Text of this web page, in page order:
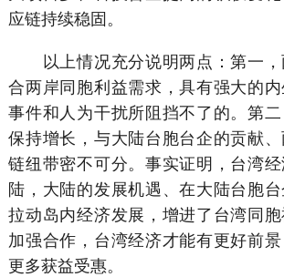
应链持续稳固。
以上情况充分说明两点：第一，
合两岸同胞利益需求，具有强大的
事件和人为干扰所阻挡不了的。第
保持增长，与大陆台胞台企的贡献
链纽带密不可分。事实证明，台湾
陆，大陆的发展机遇、在大陆台胞
拉动岛内经济发展，增进了台湾同
加强合作，台湾经济才能有更好前
更多获益受惠。